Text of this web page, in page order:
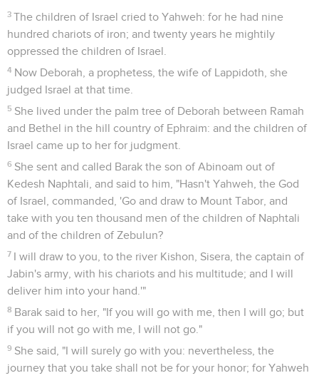
3 The children of Israel cried to Yahweh: for he had nine
hundred chariots of iron; and twenty years he mightily
oppressed the children of Israel.
4 Now Deborah, a prophetess, the wife of Lappidoth, she
judged Israel at that time.
5 She lived under the palm tree of Deborah between Ramah
and Bethel in the hill country of Ephraim: and the children of
Israel came up to her for judgment.
6 She sent and called Barak the son of Abinoam out of
Kedesh Naphtali, and said to him, "Hasn't Yahweh, the God
of Israel, commanded, 'Go and draw to Mount Tabor, and
take with you ten thousand men of the children of Naphtali
and of the children of Zebulun?
7 I will draw to you, to the river Kishon, Sisera, the captain of
Jabin's army, with his chariots and his multitude; and I will
deliver him into your hand.'"
8 Barak said to her, "If you will go with me, then I will go; but
if you will not go with me, I will not go."
9 She said, "I will surely go with you: nevertheless, the
journey that you take shall not be for your honor; for Yahweh